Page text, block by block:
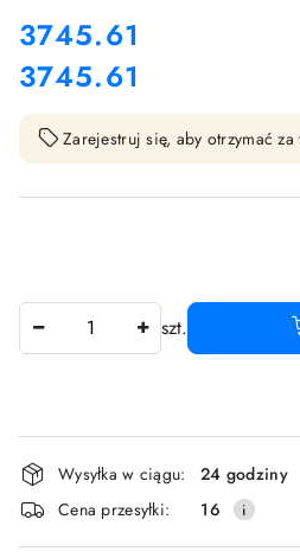
cena:
3745.61
Cena:
3745.61
Zarejestruj się, aby otrzymać
szt.
Dostępność
i
dostawa
Wysyłka w ciągu:
24 godziny
Cena przesyłki:
16